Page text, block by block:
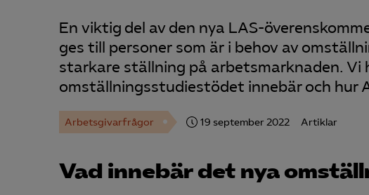
En viktig del av den nya LAS-
ges till personer som är i behov av
starkare ställning på arbetsmarknaden. Vi
omställningsstudiestödet innebär och hur
Arbetsgivarfrågor 19 september 2022 Artiklar
Vad innebär det nya